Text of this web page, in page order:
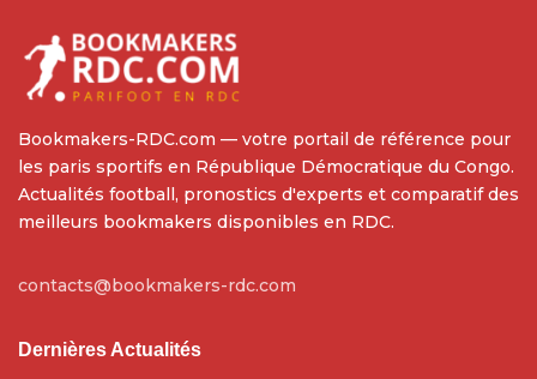
Bookmakers-RDC.com — votre portail de référence pour
les paris sportifs en République Démocratique du Congo.
Actualités football, pronostics d'experts et comparatif des
meilleurs bookmakers disponibles en RDC.
contacts@bookmakers-rdc.com
Dernières Actualités